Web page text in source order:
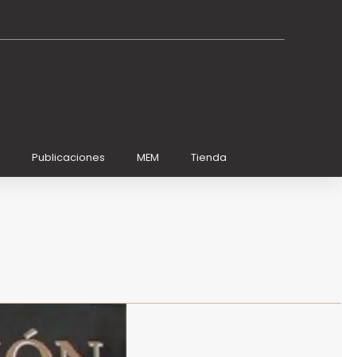
Publicaciones MEM Tienda